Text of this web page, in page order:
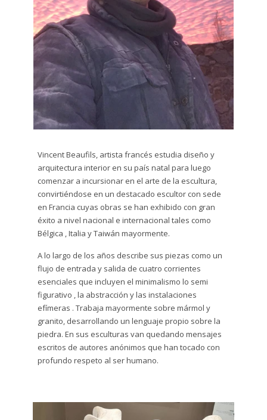
y tinta
Escultura
Grabado
Gráfito
Impresión
Digital
Litografía
Serigrafía
Técnica
Mixta
Vincent Beaufils, artista francés estudia diseño y
arquitectura interior en su país natal para luego
comenzar a incursionar en el arte de la escultura,
convirtiéndose en un destacado escultor con sede
en Francia cuyas obras se han exhibido con gran
éxito a nivel nacional e internacional tales como
Bélgica , Italia y Taiwán mayormente.
A lo largo de los años describe sus piezas como un
flujo de entrada y salida de cuatro corrientes
esenciales que incluyen el minimalismo lo semi
figurativo , la abstracción y las instalaciones
efímeras . Trabaja mayormente sobre mármol y
granito, desarrollando un lenguaje propio sobre la
piedra. En sus esculturas van quedando mensajes
escritos de autores anónimos que han tocado con
profundo respeto al ser humano.